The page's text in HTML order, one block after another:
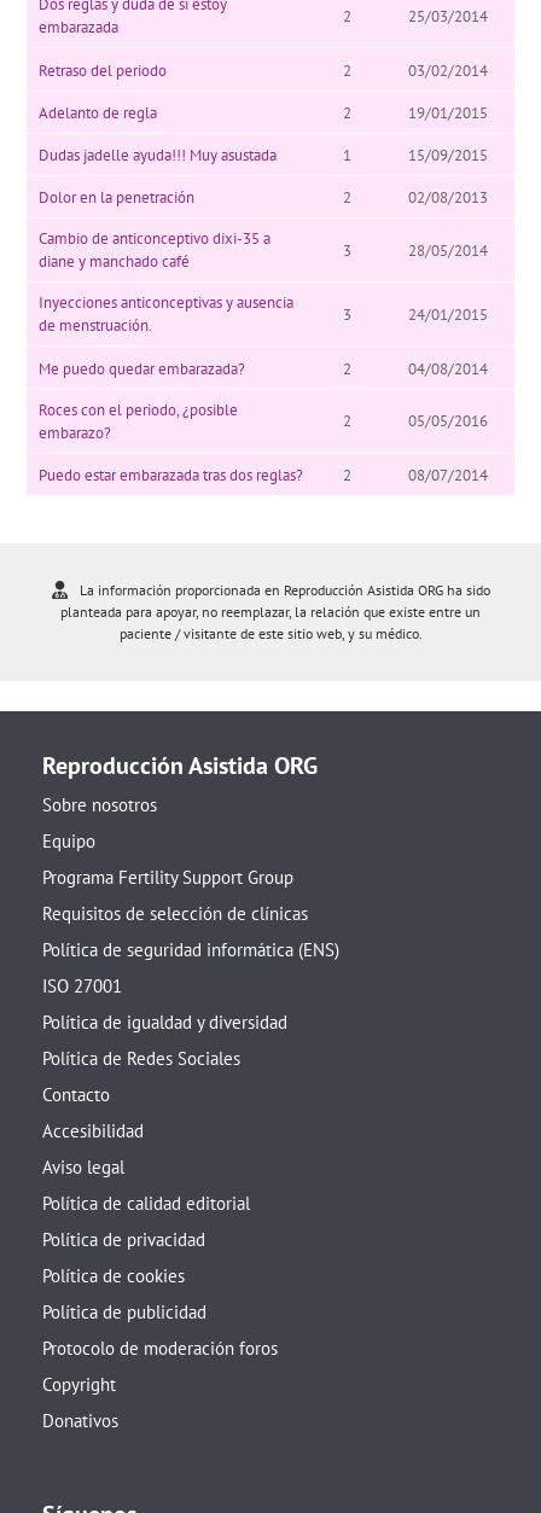
Dos reglas y duda de si estoy
embarazada
2 25/03/2014
Retraso del periodo 2 03/02/2014
Adelanto de regla 2 19/01/2015
Dudas jadelle ayuda!!! Muy asustada 1 15/09/2015
Dolor en la penetración 2
02/08/2013
Cambio de anticonceptivo dixi-35 a
diane y manchado café
3 28/05/2014
Inyecciones anticonceptivas y ausencia
de menstruación.
3 24/01/2015
Me puedo quedar embarazada? 2
04/08/2014
Roces con el periodo, ¿posible
embarazo?
2 05/05/2016
Puedo estar embarazada tras dos reglas? 2 08/07/2014
La información proporcionada en Reproducción Asistida ORG ha sido
planteada para apoyar, no reemplazar, la relación que existe entre un
paciente / visitante de este sitio web, y su médico.
Reproducción Asistida ORG
Sobre nosotros
Equipo
Programa Fertility Support Group
Requisitos de selección de clínicas
Política de seguridad informática (ENS)
ISO 27001
Política de igualdad y diversidad
Política de Redes Sociales
Contacto
Accesibilidad
Aviso legal
Política de calidad editorial
Política de privacidad
Política de cookies
Política de publicidad
Protocolo de moderación foros
Copyright
Donativos